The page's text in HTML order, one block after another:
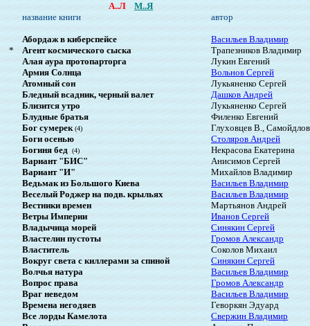
А..Л
М..Я
название книги
автор
Абордаж в киберспейсе
Васильев Владимир
*
Агент космического сыска
Трапезников Владимир
Алая аура протопарторга
Лукин Евгений
Армия Солнца
Вольнов Сергей
Атомный сон
Лукьяненко Сергей
Бледный всадник, черный валет
Дашков Андрей
Близится утро
Лукьяненко Сергей
Блудные братья
Филенко Евгений
Бог сумерек(4)
Глуховцев В.,
Боги осенью
Столяров Андрей
Богиня бед (4)
Некрасова Екатерина
Вариант "БИС"
Анисимов Сергей
Вариант "И"
Михайлов Владимир
Ведьмак из Большого Киева
Васильев Владимир
Веселый Роджер на подв. крыльях
Васильев Владимир
Вестники времен
Мартьянов Андрей
Ветры Империи
Иванов Сергей
Владычица морей
Синякин Сергей
Властелин пустоты
Громов Александр
Властитель
Соколов Михаил
Вокруг света с киллерами за спиной
Синякин Сергей
Волчья натура
Васильев Владимир
Вопрос права
Громов Александр
Враг неведом
Васильев Владимир
Времена негодяев
Геворкян Эдуард
Все лорды Камелота
Свержин Владимир